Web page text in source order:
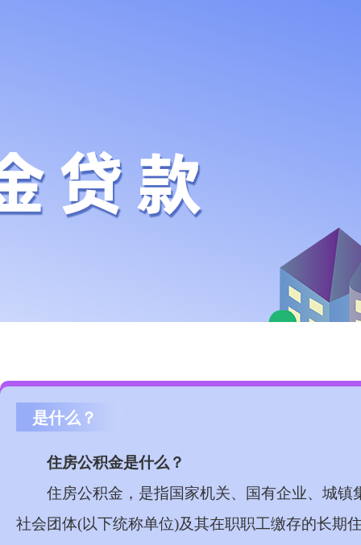
是什么？
住房公积金是什么 ？
住房公积金，是指国家机关、国有企业、城
社会团体(以下统称单位)及其在职职工缴存的长期